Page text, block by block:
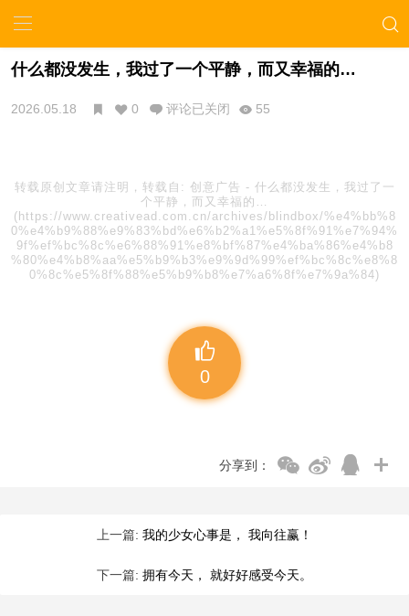
什么都没发生，我过了一个平静，而又幸福的…
2026.05.18 0 评论已关闭 55
转载原创文章请注明，转载自: 创意广告 - 什么都没发生，我过了一
个平静，而又幸福的…
(https://www.creativead.com.cn/archives/blindbox/%e4%bb%8
0%e4%b9%88%e9%83%bd%e6%b2%a1%e5%8f%91%e7%94%
9f%ef%bc%8c%e6%88%91%e8%bf%87%e4%ba%86%e4%b8
%80%e4%b8%aa%e5%b9%b3%e9%9d%99%ef%bc%8c%e8%8
0%8c%e5%8f%88%e5%b9%b8%e7%a6%8f%e7%9a%84)
0
分享到：
上一篇: 我的少女心事是， 我向往赢！
下一篇: 拥有今天， 就好好感受今天。